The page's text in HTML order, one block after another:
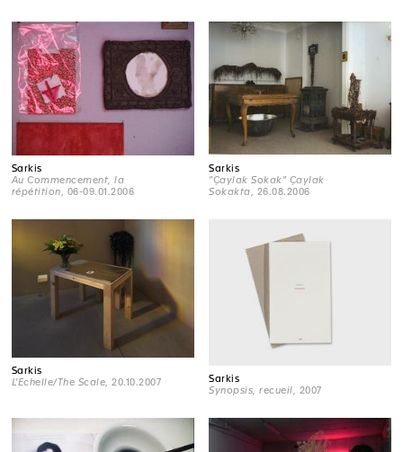
Sarkis
Au Commencement, la
répétition , 06-09.01.2006
Sarkis
"Çaylak Sokak" Çaylak
Sokakta , 26.08.2006
Sarkis
L'Echelle/The Scale , 20.10.2007
Sarkis
Synopsis, recueil , 2007